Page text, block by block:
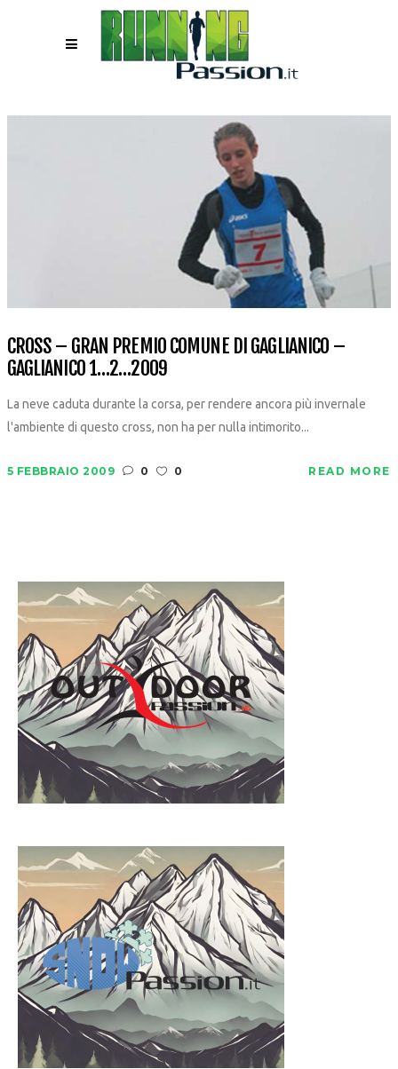
CROSS – GRAN PREMIO COMUNE DI GAGLIANICO –
GAGLIANICO 1…2…2009
La neve caduta durante la corsa, per rendere ancora più invernale
l'ambiente di questo cross, non ha per nulla intimorito...
5 FEBBRAIO 2009 0 0 READ MORE